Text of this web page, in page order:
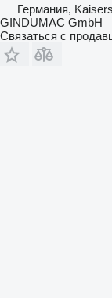
Германия,
GINDUMAC GmbH
Связаться с